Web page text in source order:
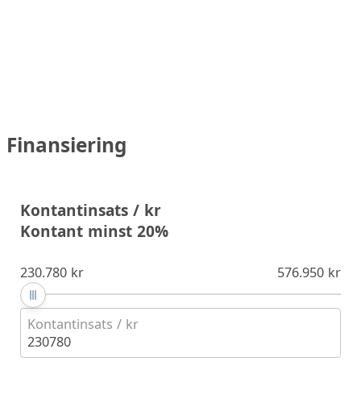
Finansiering
Kontantinsats / kr
Kontant minst 20%
230.780 kr 576.950 kr
Kontantinsats / kr
230780